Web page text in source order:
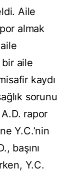
Aile
almak
aile
kaydı
sorunu
rapor
Y.C.’nin
başını
Y.C.